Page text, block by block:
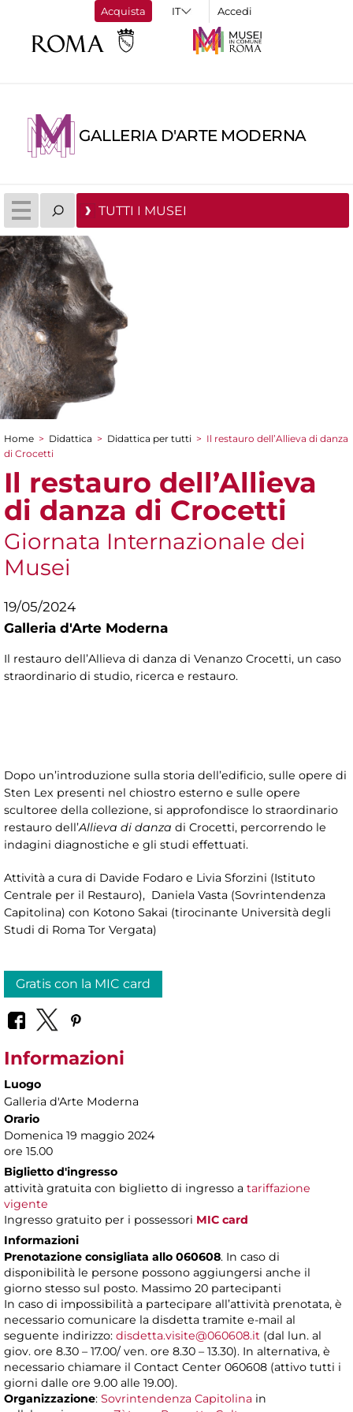
Acquista Accedi
GALLERIA D'ARTE MODERNA
TUTTI I MUSEI
Tu sei qui
Home > Didattica > Didattica per tutti > Il restauro dell’Allieva di danza
di Crocetti
Il restauro dell’Allieva
di danza di Crocetti
Giornata Internazionale dei
Musei
19/05/2024
Galleria d'Arte Moderna
Il restauro dell’Allieva di danza di Venanzo Crocetti, un caso
straordinario di studio, ricerca e restauro.
Dopo un’introduzione sulla storia dell’edificio, sulle opere di
Sten Lex presenti nel chiostro esterno e sulle opere
scultoree della collezione, si approfondisce lo straordinario
restauro dell’Allieva di danza di Crocetti, percorrendo le
indagini diagnostiche e gli studi effettuati.
Attività a cura di Davide Fodaro e Livia Sforzini (Istituto
Centrale per il Restauro), Daniela Vasta (Sovrintendenza
Capitolina) con Kotono Sakai (tirocinante Università degli
Studi di Roma Tor Vergata)
Gratis con la MIC card
Informazioni
Luogo
Galleria d'Arte Moderna
Orario
Domenica 19 maggio 2024
ore 15.00
Biglietto d'ingresso
attività gratuita con biglietto di ingresso a tariffazione
vigente
Ingresso gratuito per i possessori MIC card
Informazioni
Prenotazione consigliata allo 060608. In caso di
disponibilità le persone possono aggiungersi anche il
giorno stesso sul posto. Massimo 20 partecipanti
In caso di impossibilità a partecipare all’attività prenotata, è
necessario comunicare la disdetta tramite e-mail al
seguente indirizzo: disdetta.visite@060608.it (dal lun. al
giov. ore 8.30 – 17.00/ ven. ore 8.30 – 13.30). In alternativa, è
necessario chiamare il Contact Center 060608 (attivo tutti i
giorni dalle ore 9.00 alle 19.00).
Organizzazione: Sovrintendenza Capitolina in